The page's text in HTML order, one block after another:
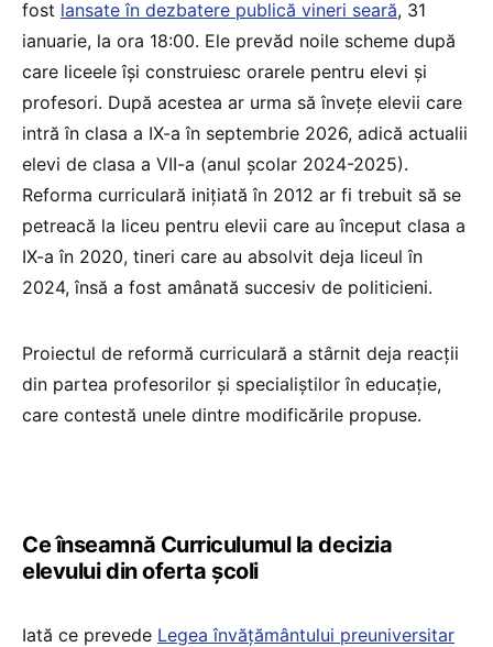
fost lansate în dezbatere publică vineri seară, 31
ianuarie, la ora 18:00. Ele prevăd noile scheme după
care liceele își construiesc orarele pentru elevi și
profesori. După acestea ar urma să învețe elevii care
intră în clasa a IX-a în septembrie 2026, adică actualii
elevi de clasa a VII-a (anul școlar 2024-2025).
Reforma curriculară inițiată în 2012 ar fi trebuit să se
petreacă la liceu pentru elevii care au început clasa a
IX-a în 2020, tineri care au absolvit deja liceul în
2024, însă a fost amânată succesiv de politicieni.
Proiectul de reformă curriculară a stârnit deja reacții
din partea profesorilor și specialiștilor în educație,
care contestă unele dintre modificările propuse.
Ce înseamnă Curriculumul la decizia
elevului din oferta școli
Iată ce prevede Legea învățământului preuniversitar